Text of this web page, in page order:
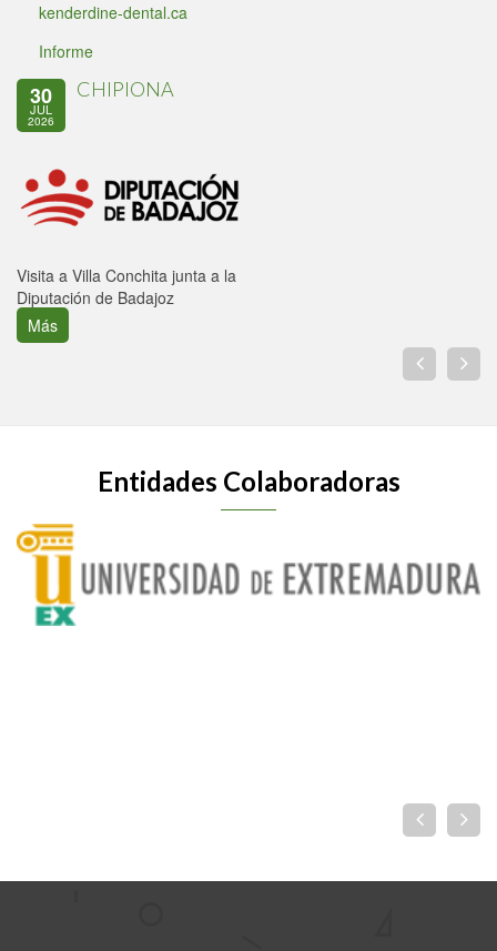
kenderdine-dental.ca
Informe
30
JUL
2026
CHIPIONA
Visita a Villa Conchita junta a la
Diputación de Badajoz
Más
Entidades Colaboradoras